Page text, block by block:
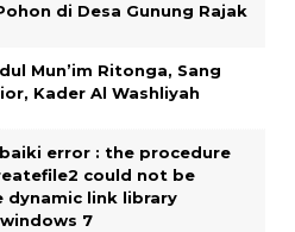
di Desa Gunung Rajak
Mun’im Ritonga, Sang
Kader Al Washliyah
error : the procedure
could not be
dynamic link library
windows 7